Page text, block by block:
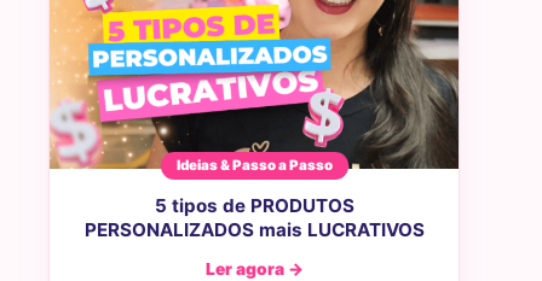
Ideias & Passo a Passo
5 tipos de PRODUTOS
PERSONALIZADOS mais LUCRATIVOS
Ler agora →